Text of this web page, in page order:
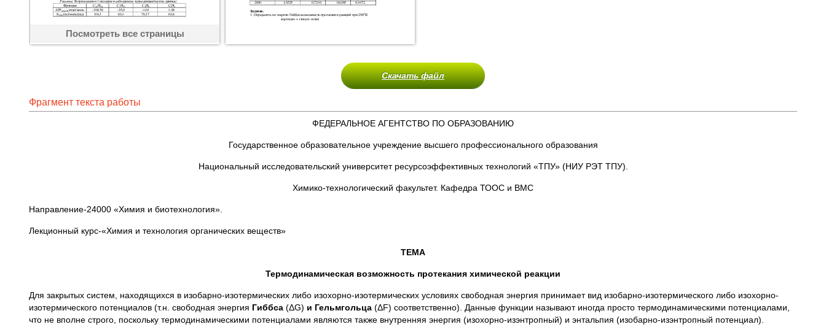
Посмотреть все страницы
Скачать файл
Фрагмент текста работы
ФЕДЕРАЛЬНОЕ АГЕНТСТВО ПО ОБРАЗОВАНИЮ
Государственное образовательное учреждение высшего профессионального образования
Национальный исследовательский университет ресурсоэффективных технологий «ТПУ» (НИУ РЭТ ТПУ).
Химико-технологический факультет. Кафедра ТООС и ВМС
Направление-24000 «Химия и биотехнология».
Лекционный курс-«Химия и технология органических веществ»
ТЕМА
Термодинамическая возможность протекания химической реакции
Для закрытых систем, находящихся в изобарно-изотермических либо изохорно-изотермических условиях свободная энергия принимает вид изобарно-изотермического либо изохорно-
изотермического потенциалов (т.н. свободная энергия Гиббса (ΔG) и Гельмгольца (ΔF) соответственно). Данные функции называют иногда просто термодинамическими потенциалами,
что не вполне строго, поскольку термодинамическими потенциалами являются также внутренняя энергия (изохорно-изэнтропный) и энтальпия (изобарно-изэнтропный потенциал).